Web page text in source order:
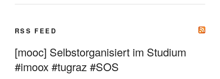
RSS FEED
[mooc] Selbstorganisiert im Studium
#imoox #tugraz #SOS